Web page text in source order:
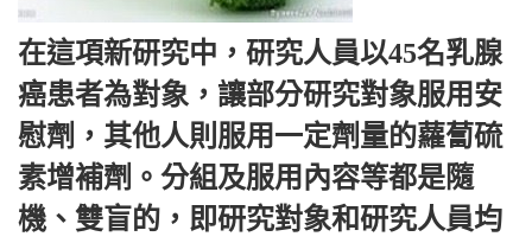
在這項新研究中，研究人員以45名乳腺
癌患者為對象，讓部分研究對象服用安
慰劑，其他人則服用一定劑量的蘿蔔硫
素增補劑。分組及服用內容等都是隨
機、雙盲的，即研究對象和研究人員均